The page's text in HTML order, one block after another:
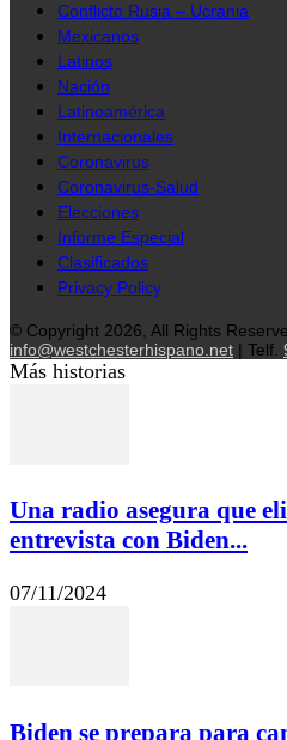
Conflicto Rusia – Ucrania
Mexicanos
Latinos
Nación
Latinoamérica
Internacionales
Coronavirus
Coronavirus-Salud
Elecciones
Informe Especial
Clasificados
Privacy Policy
© Copyright 2026, All Rights
info@westchesterhispano.net | Telf.
Más historias
Una radio asegura que
entrevista con Biden...
07/11/2024
Biden se prepara para